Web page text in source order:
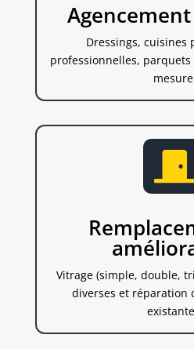
Dressings, cuisines
professionnelles,

Vitrage (simple, double,
diverses et réparation